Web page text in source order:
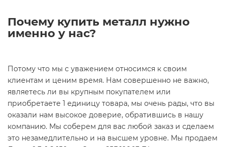
Почему купить металл нужно
именно у нас?
Потому что мы с уважением относимся к своим
клиентам и ценим время. Нам совершенно не важно,
являетесь ли вы крупным покупателем или
приобретаете 1 единицу товара, мы очень рады, что вы
оказали нам высокое доверие, обратившись в нашу
компанию. Мы соберем для вас любой заказ и сделаем
это незамедлительно и на высшем уровне. Мы продаем